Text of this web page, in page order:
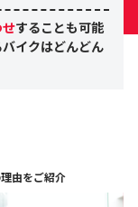
することも可能
イクはどんどん
由をご紹介